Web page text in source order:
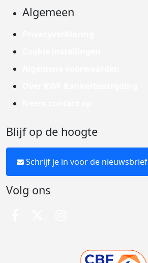
Algemeen
Blijf op de hoogte
Schrijf je in voor de nieuwsbrief
Volg ons